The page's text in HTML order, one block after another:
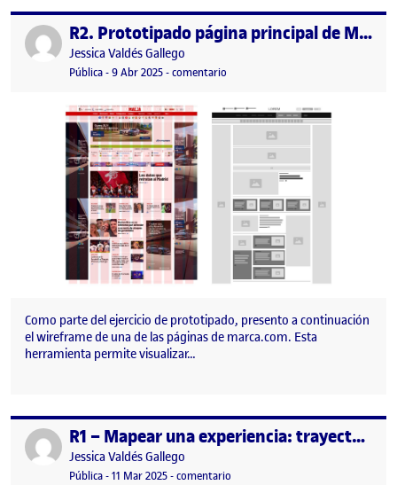
Publicado por R2. Prototipado página principal de Marca.com
Publicado por
Jessica Valdés Gallego
Visibilidad:
Pública-Fecha de publicación
9 Abr 20259 abril, 2025 10:42 pm
-comentario
Como parte del ejercicio de prototipado, presento a continuación
el wireframe de una de las páginas de marca.com. Esta
herramienta permite visualizar…
Publicado por R1 – Mapear una experiencia: trayecto al trabajo
Publicado por
Jessica Valdés Gallego
Visibilidad:
Pública-Fecha de publicación
11 Mar 202511 marzo, 2025 3:24 pm
-comentario